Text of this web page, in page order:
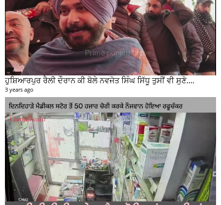
ਹੁਸ਼ਿਆਰਪੁਰ ਰੈਲੀ ਦੌਰਾਨ ਕੀ ਬੋਲੇ ਨਵਜੋਤ ਸਿੰਘ ਸਿੱਧੂ ਤੁਸੀਂ ਵੀ ਸੁਣੋ....
3 years ago